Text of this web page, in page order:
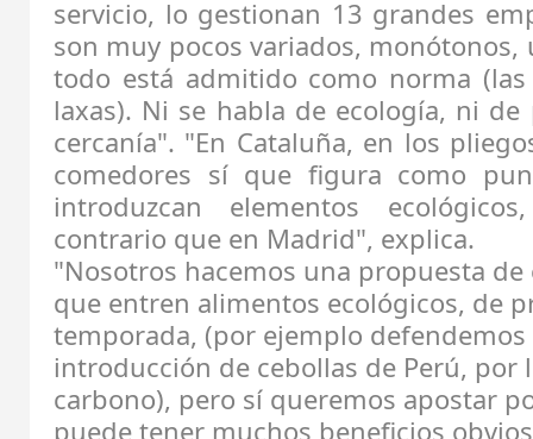
servicio, lo gestionan 13 grandes
son muy pocos variados, monótonos,
todo está admitido como norma
laxas). Ni se habla de ecología, ni
cercanía". "En Cataluña, en los
comedores sí que figura como
introduzcan elementos
contrario que en Madrid", explica.
"Nosotros hacemos una propuesta de
que entren alimentos ecológicos, de
temporada, (por ejemplo defendemos
introducción de cebollas de Perú, por
carbono), pero sí queremos apostar
puede tener muchos beneficios